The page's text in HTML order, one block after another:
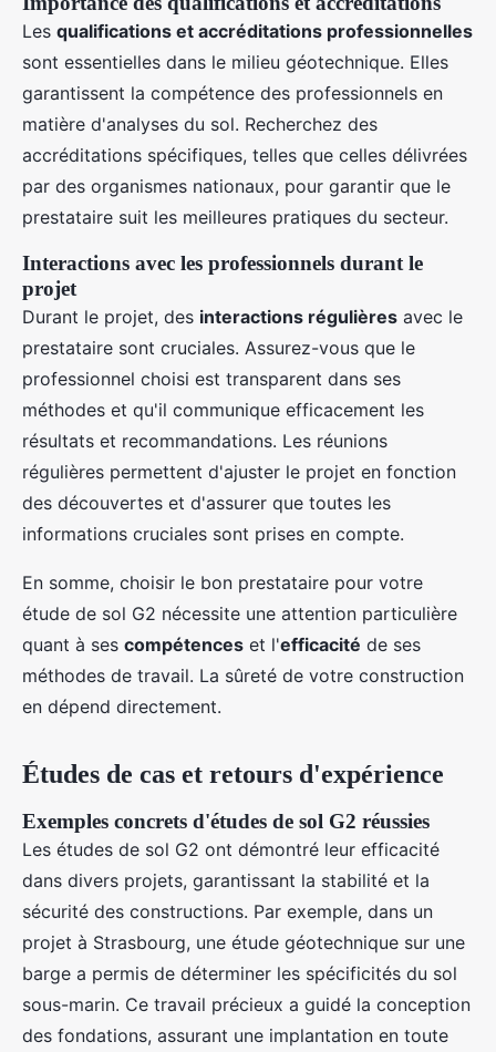
Les qualifications et accréditations professionnelles
sont essentielles dans le milieu géotechnique. Elles
garantissent la compétence des professionnels en
matière d'analyses du sol. Recherchez des
accréditations spécifiques, telles que celles délivrées
par des organismes nationaux, pour garantir que le
prestataire suit les meilleures pratiques du secteur.
Interactions avec les professionnels durant le
projet
Durant le projet, des interactions régulières avec le
prestataire sont cruciales. Assurez-vous que le
professionnel choisi est transparent dans ses
méthodes et qu'il communique efficacement les
résultats et recommandations. Les réunions
régulières permettent d'ajuster le projet en fonction
des découvertes et d'assurer que toutes les
informations cruciales sont prises en compte.
En somme, choisir le bon prestataire pour votre
étude de sol G2 nécessite une attention particulière
quant à ses compétences et l'efficacité de ses
méthodes de travail. La sûreté de votre construction
en dépend directement.
Études de cas et retours d'expérience
Exemples concrets d'études de sol G2 réussies
Les études de sol G2 ont démontré leur efficacité
dans divers projets, garantissant la stabilité et la
sécurité des constructions. Par exemple, dans un
projet à Strasbourg, une étude géotechnique sur une
barge a permis de déterminer les spécificités du sol
sous-marin. Ce travail précieux a guidé la conception
des fondations, assurant une implantation en toute